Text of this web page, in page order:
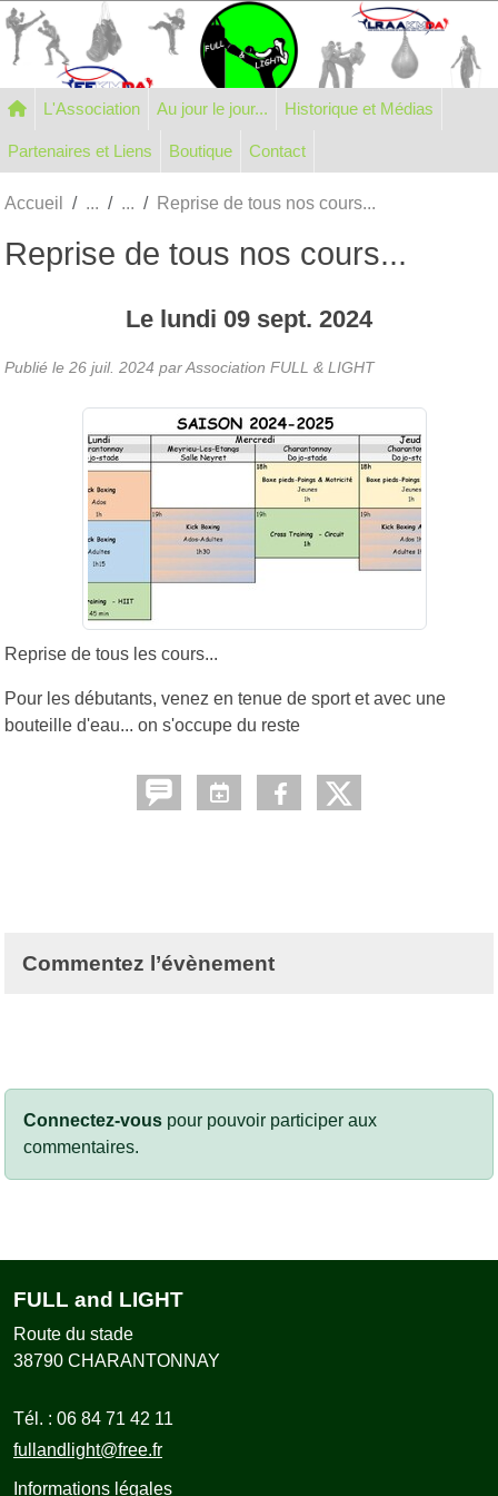
L'Association Au jour le jour... Historique et Médias
Partenaires et Liens Boutique Contact
Accueil Reprise de tous nos cours...
Reprise de tous nos cours...
Le lundi 09 sept. 2024
Publié le 26 juil. 2024 par Association FULL & LIGHT
Reprise de tous les cours...
Pour les débutants, venez en tenue de sport et avec une
bouteille d'eau... on s'occupe du reste
Commentez l’évènement
Connectez-vous pour pouvoir participer aux
commentaires.
FULL and LIGHT
Route du stade
38790 CHARANTONNAY
Tél. : 06 84 71 42 11
fullandlight@free.fr
Informations légales
Panneau de gestion des cookies